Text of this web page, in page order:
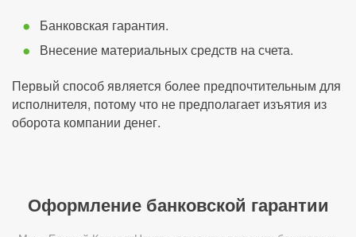
Банковская гарантия.
Внесение материальных средств на счета.
Первый способ является более предпочтительным для
исполнителя, потому что не предполагает изъятия из
оборота компании денег.
Оформление банковской гарантии